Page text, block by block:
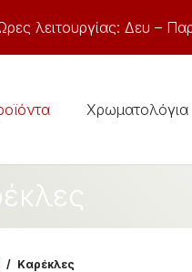
λειτουργίας: Δευ –
Χρωματολόγια
/ Καρέκλες